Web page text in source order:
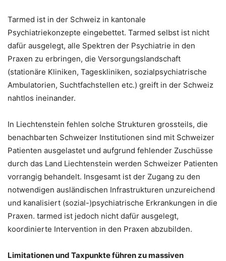
Tarmed ist in der Schweiz in kantonale
Psychiatriekonzepte eingebettet. Tarmed selbst ist nicht
dafür ausgelegt, alle Spektren der Psychiatrie in den
Praxen zu erbringen, die Versorgungslandschaft
(stationäre Kliniken, Tageskliniken, sozialpsychiatrische
Ambulatorien, Suchtfachstellen etc.) greift in der Schweiz
nahtlos ineinander.
In Liechtenstein fehlen solche Strukturen grossteils, die
benachbarten Schweizer Institutionen sind mit Schweizer
Patienten ausgelastet und aufgrund fehlender Zuschüsse
durch das Land Liechtenstein werden Schweizer Patienten
vorrangig behandelt. Insgesamt ist der Zugang zu den
notwendigen ausländischen Infrastrukturen unzureichend
und kanalisiert (sozial-)psychiatrische Erkrankungen in die
Praxen. tarmed ist jedoch nicht dafür ausgelegt,
koordinierte Intervention in den Praxen abzubilden.
Limitationen und Taxpunkte führen zu massiven